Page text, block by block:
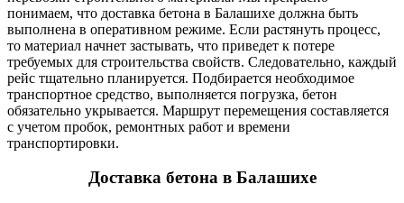
понимаем, что доставка бетона в Балашихе должна быть
выполнена в оперативном режиме. Если растянуть процесс,
то материал начнет застывать, что приведет к потере
требуемых для строительства свойств. Следовательно, каждый
рейс тщательно планируется. Подбирается необходимое
транспортное средство, выполняется погрузка, бетон
обязательно укрывается. Маршрут перемещения составляется
с учетом пробок, ремонтных работ и времени
транспортировки.
Доставка бетона в Балашихе